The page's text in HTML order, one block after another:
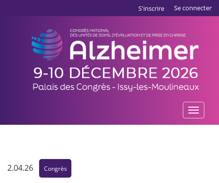
principal
S'inscrire Se connecter
Toggle
2.04.26 Congrès